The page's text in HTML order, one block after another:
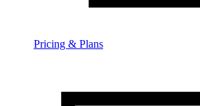
Pricing & Plans